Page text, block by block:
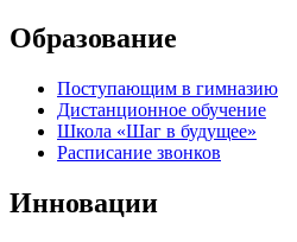
Образование
Поступающим в гимназию
Дистанционное обучение
Школа «Шаг в будущее»
Расписание звонков
Инновации